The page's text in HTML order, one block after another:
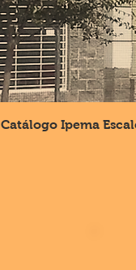
Catálogo Ipema